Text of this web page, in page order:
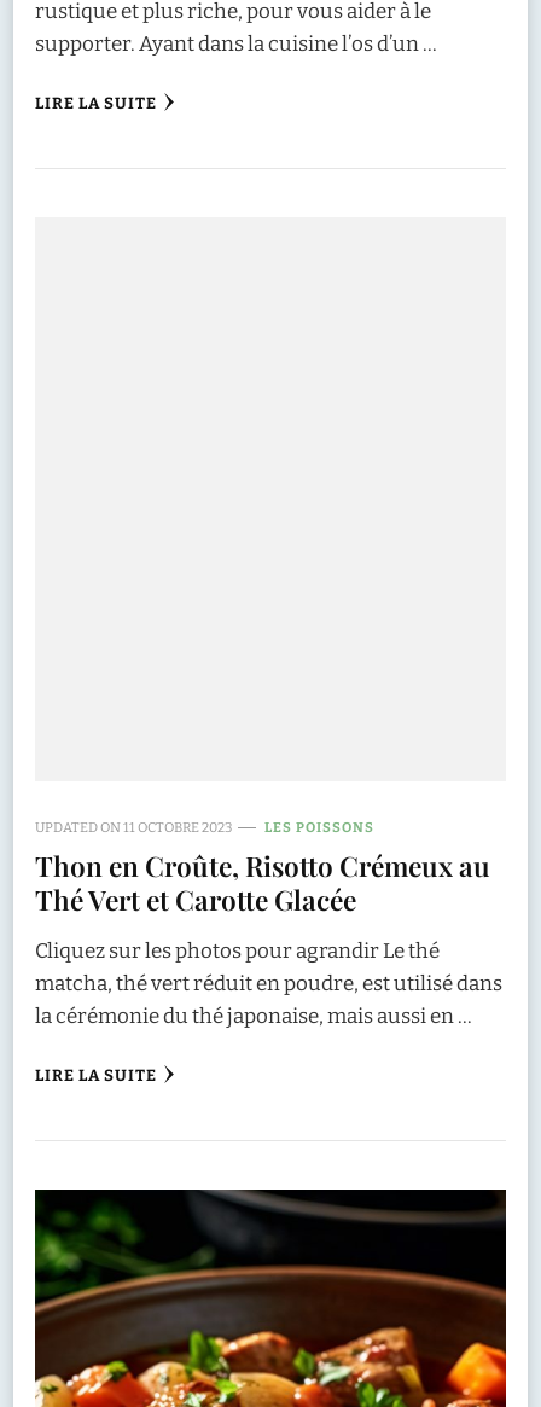
rustique et plus riche, pour vous aider à le
supporter. Ayant dans la cuisine l’os d’un …
LIRE LA SUITE
UPDATED ON11 OCTOBRE 2023 LES POISSONS
Thon en Croûte, Risotto Crémeux au
Thé Vert et Carotte Glacée
Cliquez sur les photos pour agrandir Le thé
matcha, thé vert réduit en poudre, est utilisé dans
la cérémonie du thé japonaise, mais aussi en …
LIRE LA SUITE